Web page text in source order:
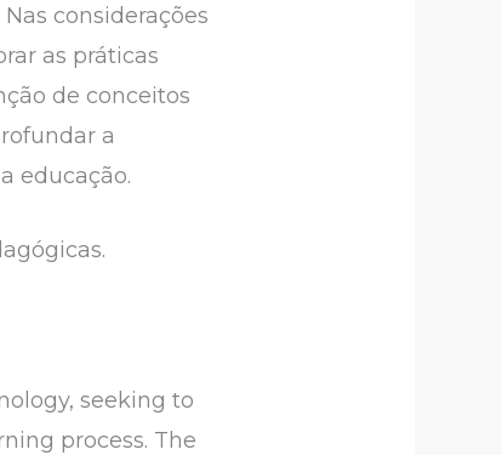
considerações
as práticas
de conceitos
a
educação.
seeking to
process. The